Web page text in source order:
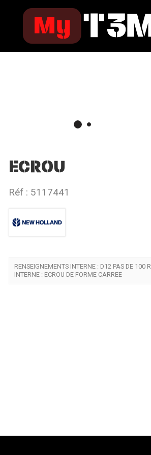
ECROU
Réf : 5117441
RENSEIGNEMENTS INTERNE : D12 PAS DE 100
INTERNE : ECROU DE FORME CARREE